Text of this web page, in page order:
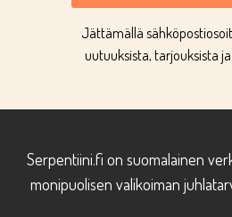
Jättämällä
uutuuksista, tarjouksista
Serpentiini.fi on suomalainen
monipuolisen valikoiman